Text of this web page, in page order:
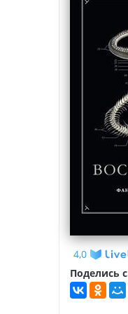
4,0
Поделись